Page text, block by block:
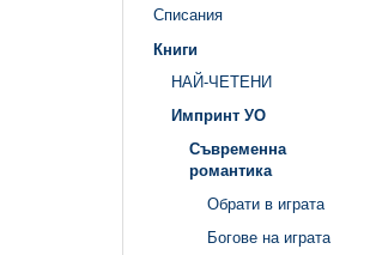
Списания
Книги
НАЙ-ЧЕТЕНИ
Импринт УО
Съвременна
романтика
Обрати в играта
Богове на играта